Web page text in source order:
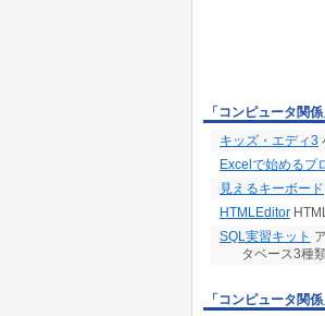
「コンピュータ関
キッズ・エディ3
Excelで始めるプ
見えるキーボード
HTMLEditor
SQL実習キット
タベース3種
「コンピュータ関